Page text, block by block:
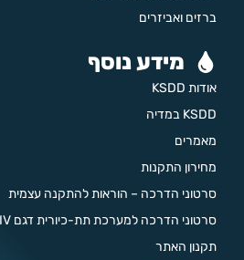
ברזים ואביזרים
מידע נוסף
אודות KSDD
KSDD במדיה
מאמרים
מחירון התקנות
סרטוני הדרכה – הוראות להתקנה עצמית
סרטוני הדרכה למערכת תת-כיורית דגם AVIV
תקנון האתר